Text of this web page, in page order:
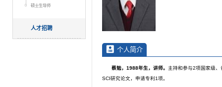
硕士生导师
人才招聘
个人简介
蔡勉，1988年生，讲师。 主持和参与2项国家级
SCI研究论文，申请专利1项。